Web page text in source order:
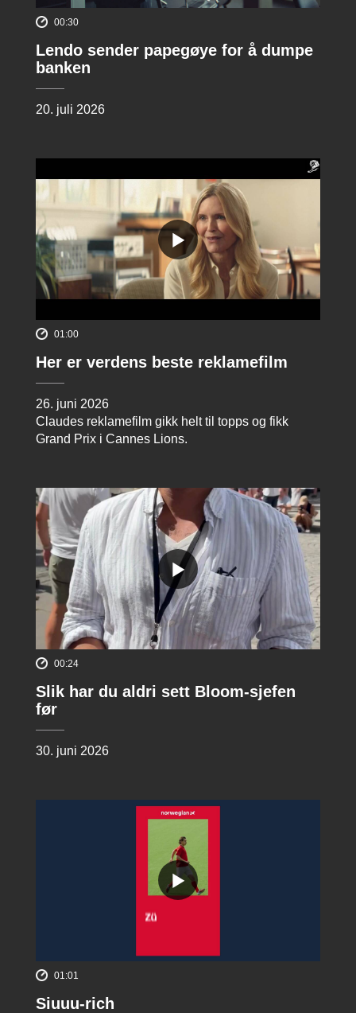
00:30
Lendo sender papegøye for å dumpe
banken
20. juli 2026
01:00
Her er verdens beste reklamefilm
26. juni 2026
Claudes reklamefilm gikk helt til topps og fikk
Grand Prix i Cannes Lions.
00:24
Slik har du aldri sett Bloom-sjefen
før
30. juni 2026
01:01
Siuuu-rich